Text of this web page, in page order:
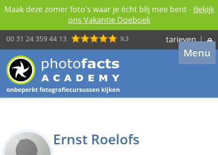
Maak deze zomer foto's waar je écht blij mee bent - Bekijk
ons Vakantie Doeboek
00 31 24 359 44 13 9,3 tarieven |
Menu
Ernst Roelofs